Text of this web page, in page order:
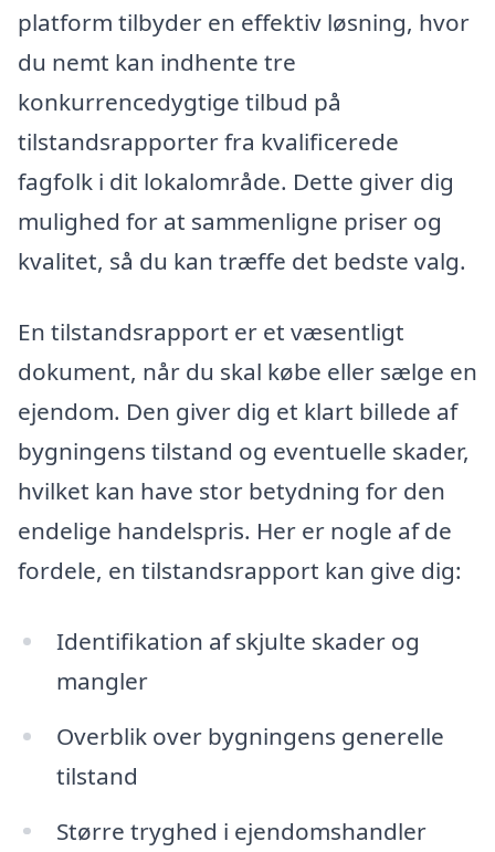
platform tilbyder en effektiv løsning, hvor
du nemt kan indhente tre
konkurrencedygtige tilbud på
tilstandsrapporter fra kvalificerede
fagfolk i dit lokalområde. Dette giver dig
mulighed for at sammenligne priser og
kvalitet, så du kan træffe det bedste valg.
En tilstandsrapport er et væsentligt
dokument, når du skal købe eller sælge en
ejendom. Den giver dig et klart billede af
bygningens tilstand og eventuelle skader,
hvilket kan have stor betydning for den
endelige handelspris. Her er nogle af de
fordele, en tilstandsrapport kan give dig:
Identifikation af skjulte skader og
mangler
Overblik over bygningens generelle
tilstand
Større tryghed i ejendomshandler